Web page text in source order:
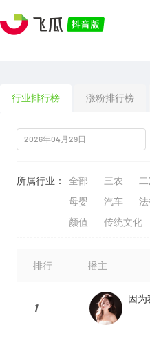
行业排行榜 涨粉排行榜
所属行业： 全部 三农
母婴
汽车
颜值
传统文化
排行 播主
1
因为